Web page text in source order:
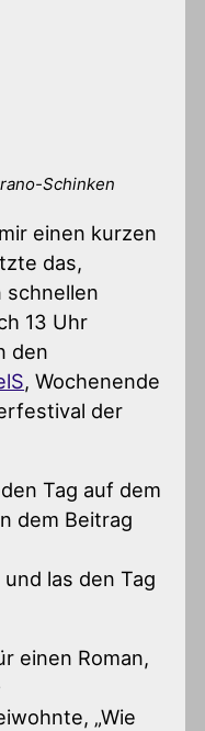
Schinken
einen kurzen
das,
schnellen
13 Uhr
den
, Wochenende
der
Tag auf dem
dem Beitrag
las den Tag
einen Roman,
„Wie